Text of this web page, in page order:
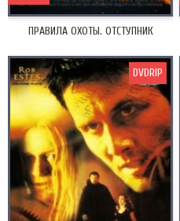
ПРАВИЛА ОХОТЫ. ОТСТУПНИК
DVDRIP